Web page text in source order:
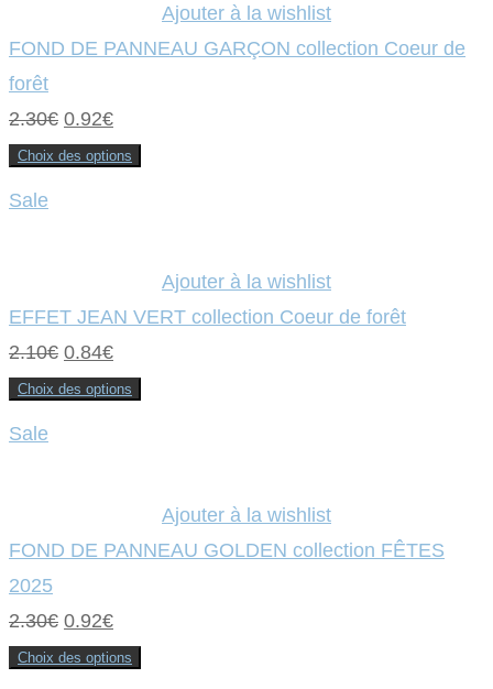
Ajouter à la wishlist
FOND DE PANNEAU GARÇON collection Coeur de
forêt
2.30€ Le
prix
0.92€Le
prix
Choix des options
Ce
choisies
la
du
produit
Sale
Ajouter à la wishlist
EFFET JEAN VERT collection Coeur de forêt
2.10€ Le
prix
0.84€Le
prix
Choix des options
Ce
choisies
du
produit
Sale
Ajouter à la wishlist
FOND DE PANNEAU GOLDEN collection FÊTES
2025
2.30€ Le
prix
0.92€Le
prix
Choix des options
Ce